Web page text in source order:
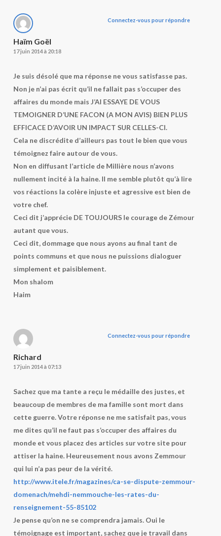
Haïm Goël
17 juin 2014 à 20:18
Je suis désolé que ma réponse ne vous satisfasse pas.
Non je n’ai pas écrit qu’il ne fallait pas s’occuper des
affaires du monde mais J’AI ESSAYE DE VOUS
TEMOIGNER D’UNE FACON (A MON AVIS) BIEN PLUS
EFFICACE D’AVOIR UN IMPACT SUR CELLES-CI.
Cela ne discrédite d’ailleurs pas tout le bien que vous
témoignez faire autour de vous.
Non en diffusant l’article de Millière nous n’avons
nullement incité à la haine. Il me semble plutôt qu’à lire
vos réactions la colère injuste et agressive est bien de
votre chef.
Ceci dit j’apprécie DE TOUJOURS le courage de Zémour
autant que vous.
Ceci dit, dommage que nous ayons au final tant de
points communs et que nous ne puissions dialoguer
simplement et paisiblement.
Mon shalom
Haim
Connectez-vous pour répondre
Richard
17 juin 2014 à 07:13
Sachez que ma tante a reçu le médaille des justes, et
beaucoup de membres de ma famille sont mort dans
cette guerre. Votre réponse ne me satisfait pas, vous
me dites qu’il ne faut pas s’occuper des affaires du
monde et vous placez des articles sur votre site pour
attiser la haine. Heureusement nous avons Zemmour
qui lui n’a pas peur de la vérité.
http://www.itele.fr/magazines/ca-se-dispute-zemmour-
domenach/mehdi-nemmouche-les-rates-du-
renseignement-55-85102
Je pense qu’on ne se comprendra jamais. Oui le
témoignage est important, sachez que je travail dans
Connectez-vous pour répondre